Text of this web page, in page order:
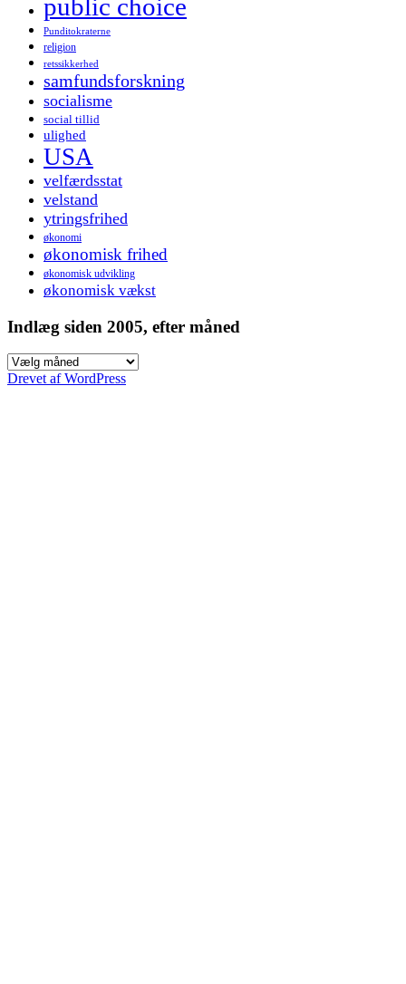
public choice
Punditokraterne
religion
retssikkerhed
samfundsforskning
socialisme
social tillid
ulighed
USA
velfærdsstat
velstand
ytringsfrihed
økonomi
økonomisk frihed
økonomisk udvikling
økonomisk vækst
Indlæg siden 2005, efter måned
Indlæg
siden
Drevet af WordPress